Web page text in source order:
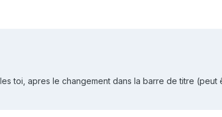
toi, apres le changement dans la barre de titre (peut